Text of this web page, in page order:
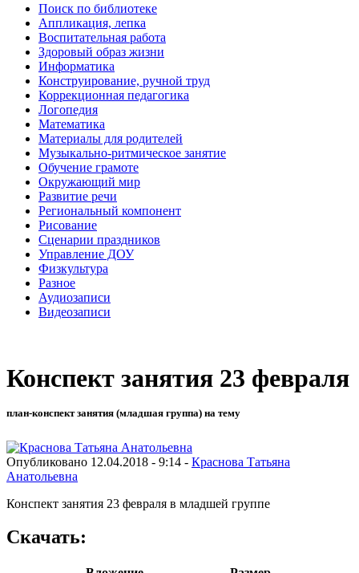
Поиск по библиотеке
Аппликация, лепка
Воспитательная работа
Здоровый образ жизни
Информатика
Конструирование, ручной труд
Коррекционная педагогика
Логопедия
Математика
Материалы для родителей
Музыкально-ритмическое занятие
Обучение грамоте
Окружающий мир
Развитие речи
Региональный компонент
Рисование
Сценарии праздников
Управление ДОУ
Физкультура
Разное
Аудиозаписи
Видеозаписи
Конспект занятия 23 февраля
план-конспект занятия (младшая группа) на тему
Опубликовано 12.04.2018 - 9:14 - Краснова Татьяна
Анатольевна
Конспект занятия 23 февраля в младшей группе
Скачать: